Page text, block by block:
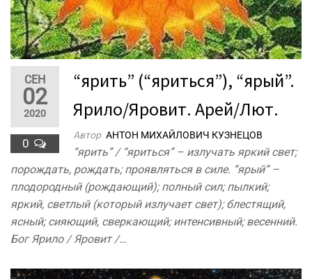
СЕН
02
2020
0
“ярить” (“яриться”), “ярый”.
Ярило/Яровит. Арей/Лют.
Автор АНТОН МИХАЙЛОВИЧ КУЗНЕЦОВ
“ярить” / “яриться” – излучать яркий свет;
порождать, рождать; проявляться в силе. “ярый” –
плодородный (рождающий); полный сил; пылкий;
яркий, светлый (который излучает свет); блестящий,
ясный; сияющий, сверкающий; интенсивный; весенний.
Бог Ярило / Яровит /…